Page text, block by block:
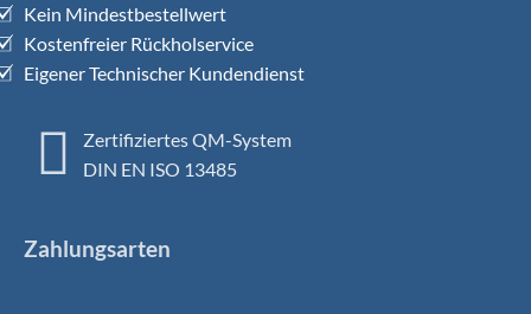
Kein Mindestbestellwert
Kostenfreier Rückholservice
Eigener Technischer Kundendienst
Zertifiziertes QM-System
DIN EN ISO 13485
Zahlungsarten